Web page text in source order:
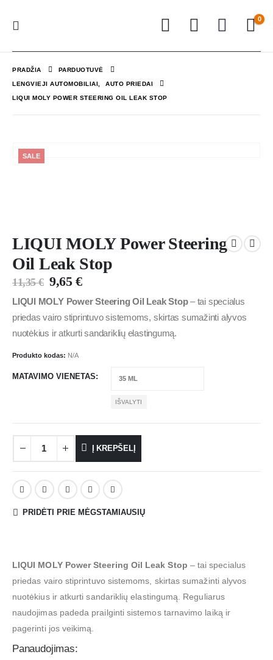
0
PRADŽIA PARDUOTUVĖ
LENGVIEJI AUTOMOBILIAI AUTO PRIEDAI
LIQUI MOLY POWER STEERING OIL LEAK STOP
SALE
LIQUI MOLY Power Steering
Oil Leak Stop
11,35€ 9,65€
LIQUI MOLY Power Steering Oil Leak Stop– tai specialus
priedas vairo stiprintuvo sistemoms, skirtas sumažinti alyvos
nuotėkius ir atkurti sandariklių elastingumą.
Produkto kodas: N/A
MATAVIMO VIENETAS
IŠVALYTI
Į KREPŠELĮ
PRIDĖTI PRIE MĖGSTAMIAUSIŲ
LIQUI MOLY Power Steering Oil Leak Stop – tai specialus
priedas vairo stiprintuvo sistemoms, skirtas sumažinti alyvos
nuotėkius ir atkurti sandariklių elastingumą. Reguliarus
naudojimas padeda prailginti sistemos tarnavimo laiką ir
pagerinti jos veikimą.
Panaudojimas: